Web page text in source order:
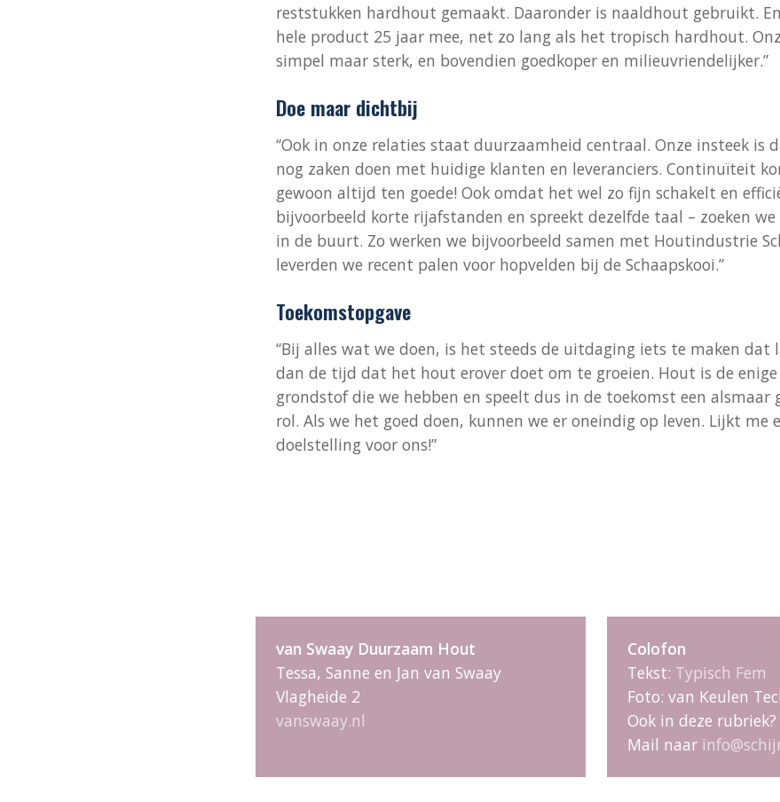
reststukken hardhout gemaakt. Daaronder is naaldhout gebruikt.
hele product 25 jaar mee, net zo lang als het tropisch hardhout.
simpel maar sterk, en bovendien goedkoper en milieuvriendelijker.”
Doe maar dichtbij
“Ook in onze relaties staat duurzaamheid centraal. Onze insteek is
nog zaken doen met huidige klanten en leveranciers. Continuïteit
gewoon altijd ten goede! Ook omdat het wel zo fijn schakelt en
bijvoorbeeld korte rijafstanden en spreekt dezelfde taal – zoeken
in de buurt. Zo werken we bijvoorbeeld samen met Houtindustrie
leverden we recent palen voor hopvelden bij de Schaapskooi.”
Toekomstopgave
“Bij alles wat we doen, is het steeds de uitdaging iets te maken dat
dan de tijd dat het hout erover doet om te groeien. Hout is de
grondstof die we hebben en speelt dus in de toekomst een alsmaar
rol. Als we het goed doen, kunnen we er oneindig op leven. Lijkt me
doelstelling voor ons!”
van Swaay Duurzaam Hout
Tessa, Sanne en Jan van Swaay
Vlagheide 2
vanswaay.nl
Colofon
Tekst: Typisch Fem
Foto: van Keulen
Ook in deze rubriek?
Mail naar